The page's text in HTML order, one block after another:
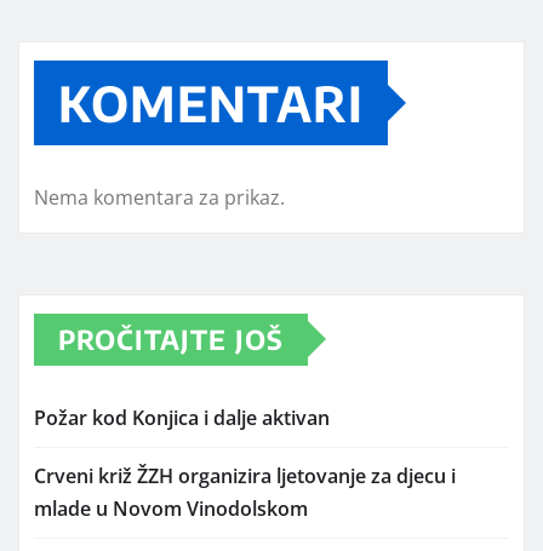
KOMENTARI
Nema komentara za prikaz.
PROČITAJTE JOŠ
Požar kod Konjica i dalje aktivan
Crveni križ ŽZH organizira ljetovanje za djecu i
mlade u Novom Vinodolskom